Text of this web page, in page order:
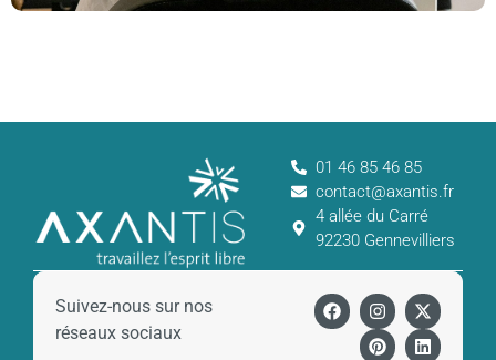
01 46 85 46 85
contact@axantis.fr
4 allée du Carré
92230 Gennevilliers
Suivez-nous sur nos
réseaux sociaux